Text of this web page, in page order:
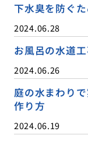
下水臭を防ぐ
2024.06.28
お風呂の水道
2024.06.26
庭の水まわり
作り方
2024.06.19